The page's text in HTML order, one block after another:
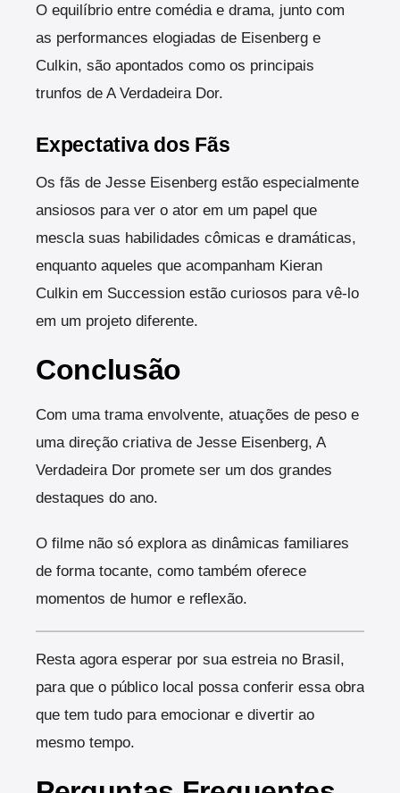
O equilíbrio entre comédia e drama, junto com
as performances elogiadas de Eisenberg e
Culkin, são apontados como os principais
trunfos de A Verdadeira Dor.
Expectativa dos Fãs
Os fãs de Jesse Eisenberg estão especialmente
ansiosos para ver o ator em um papel que
mescla suas habilidades cômicas e dramáticas,
enquanto aqueles que acompanham Kieran
Culkin em Succession estão curiosos para vê-lo
em um projeto diferente.
Conclusão
Com uma trama envolvente, atuações de peso e
uma direção criativa de Jesse Eisenberg, A
Verdadeira Dor promete ser um dos grandes
destaques do ano.
O filme não só explora as dinâmicas familiares
de forma tocante, como também oferece
momentos de humor e reflexão.
Resta agora esperar por sua estreia no Brasil,
para que o público local possa conferir essa obra
que tem tudo para emocionar e divertir ao
mesmo tempo.